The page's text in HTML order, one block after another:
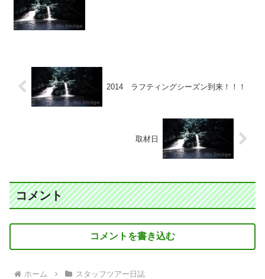
2014 ラフティングシーズン到来！！！
取材日
コメント
コメントを書き込む
ホーム スタッフツアー日誌